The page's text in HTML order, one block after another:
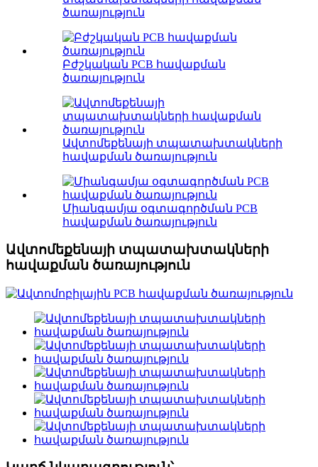
ծառայություն
Բժշկական PCB հավաքման
ծառայություն
Ավտոմեքենայի տպատախտակների
հավաքման ծառայություն
Միանգամյա օգտագործման PCB
հավաքման ծառայություն
Ավտոմեքենայի տպատախտակների
հավաքման ծառայություն